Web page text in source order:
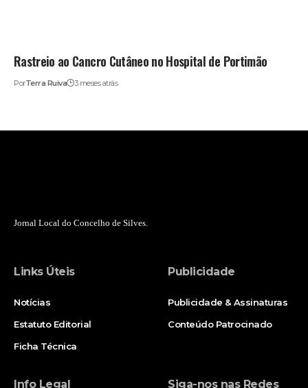
Rastreio ao Cancro Cutâneo no Hospital de Portimão
PorTerra Ruiva 3 meses atrás
Jornal Local do Concelho de Silves.
Links Úteis
Notícias
Estatuto Editorial
Ficha Técnica
Publicidade
Publicidade & Assinaturas
Conteúdo Patrocinado
Info Legal Siga-nos nas Redes